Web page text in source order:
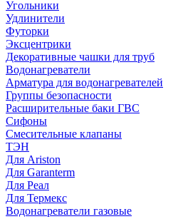
Угольники
Удлинители
Футорки
Эксцентрики
Декоративные чашки для труб
Водонагреватели
Арматура для водонагревателей
Группы безопасности
Расширительные баки ГВС
Сифоны
Смесительные клапаны
ТЭН
Для Ariston
Для Garanterm
Для Реал
Для Термекс
Водонагреватели газовые